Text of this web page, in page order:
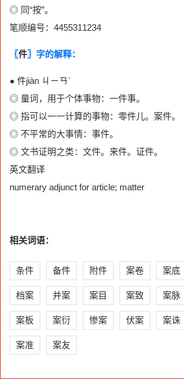
◎ 同“按”。
笔顺编号：4455311234
〖件〗字的解释：
● 件jiàn ㄐㄧㄢˋ
◎ 量词，用于个体事物：一件事。
◎ 指可以一一计算的事物：零件儿。案件。
◎ 不平常的大事情：事件。
◎ 文书证明之类：文件。来件。证件。
英文翻译
numerary adjunct for article; matter
相关词语：
条件 备件 附件 案卷 案底
档案 并案 案目 案致 案脉
案板 案衍 惨案 伏案 案诛
案准 案友